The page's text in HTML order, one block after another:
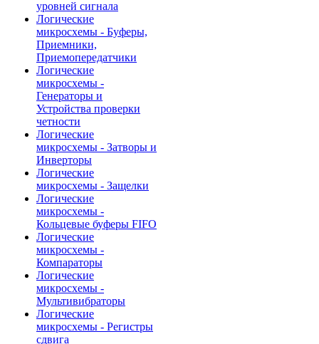
уровней сигнала
Логические
микросхемы - Буферы,
Приемники,
Приемопередатчики
Логические
микросхемы -
Генераторы и
Устройства проверки
четности
Логические
микросхемы - Затворы и
Инверторы
Логические
микросхемы - Защелки
Логические
микросхемы -
Кольцевые буферы FIFO
Логические
микросхемы -
Компараторы
Логические
микросхемы -
Мультивибраторы
Логические
микросхемы - Регистры
сдвига